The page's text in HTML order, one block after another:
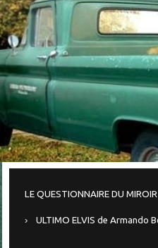
LE QUESTIONNAIRE DU MIROIR
ULTIMO ELVIS de Armando